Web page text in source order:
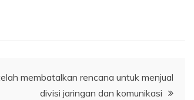
membatalkan rencana untuk menjual
divisi jaringan dan komunikasi